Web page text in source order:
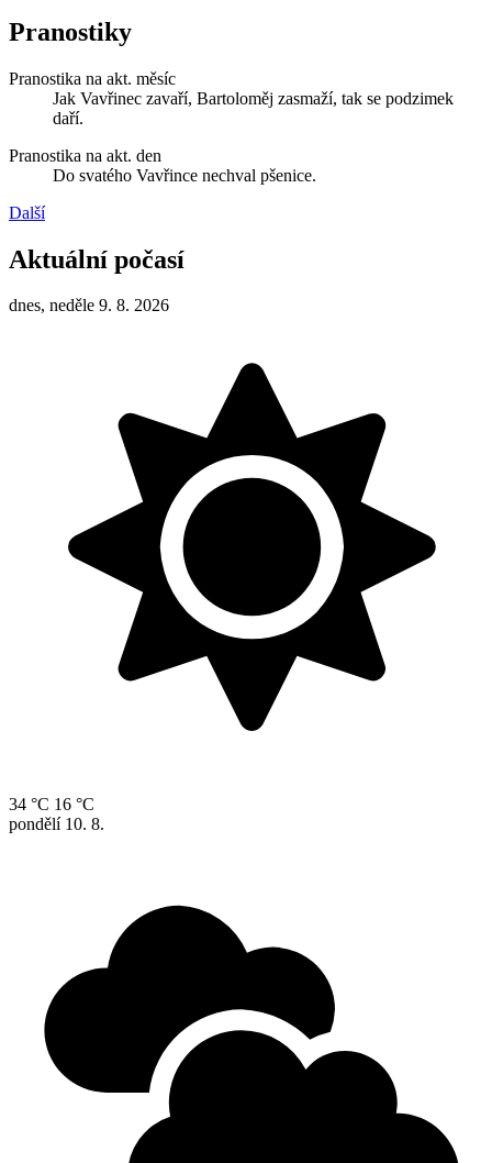
Pranostiky
Pranostika na akt. měsíc
Jak Vavřinec zavaří, Bartoloměj zasmaží, tak se podzimek
daří.
Pranostika na akt. den
Do svatého Vavřince nechval pšenice.
Další
Aktuální počasí
dnes, neděle 9. 8. 2026
34 °C 16 °C
pondělí 10. 8.